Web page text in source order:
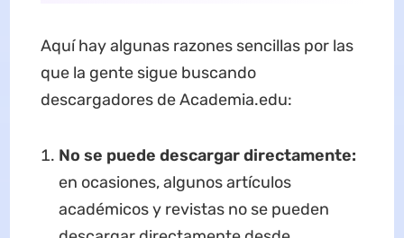
Aquí hay algunas razones sencillas por las
que la gente sigue buscando
descargadores de Academia.edu:
No se puede descargar directamente:
en ocasiones, algunos artículos
académicos y revistas no se pueden